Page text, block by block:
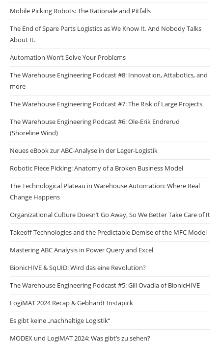
Mobile Picking Robots: The Rationale and Pitfalls
The End of Spare Parts Logistics as We Know It. And Nobody Talks
About It.
Automation Won’t Solve Your Problems
The Warehouse Engineering Podcast #8: Innovation, Attabotics, and
more
The Warehouse Engineering Podcast #7: The Risk of Large Projects
The Warehouse Engineering Podcast #6: Ole-Erik Endrerud
(Shoreline Wind)
Neues eBook zur ABC-Analyse in der Lager-Logistik
Robotic Piece Picking: Anatomy of a Broken Business Model
The Technological Plateau in Warehouse Automation: Where Real
Change Happens
Organizational Culture Doesn’t Go Away, So We Better Take Care of It
Takeoff Technologies and the Predictable Demise of the MFC Model
Mastering ABC Analysis in Power Query and Excel
BionicHIVE & SqUID: Wird das eine Revolution?
The Warehouse Engineering Podcast #5: Gili Ovadia of BionicHIVE
LogiMAT 2024 Recap & Gebhardt Instapick
Es gibt keine „nachhaltige Logistik“
MODEX und LogiMAT 2024: Was gibt’s zu sehen?